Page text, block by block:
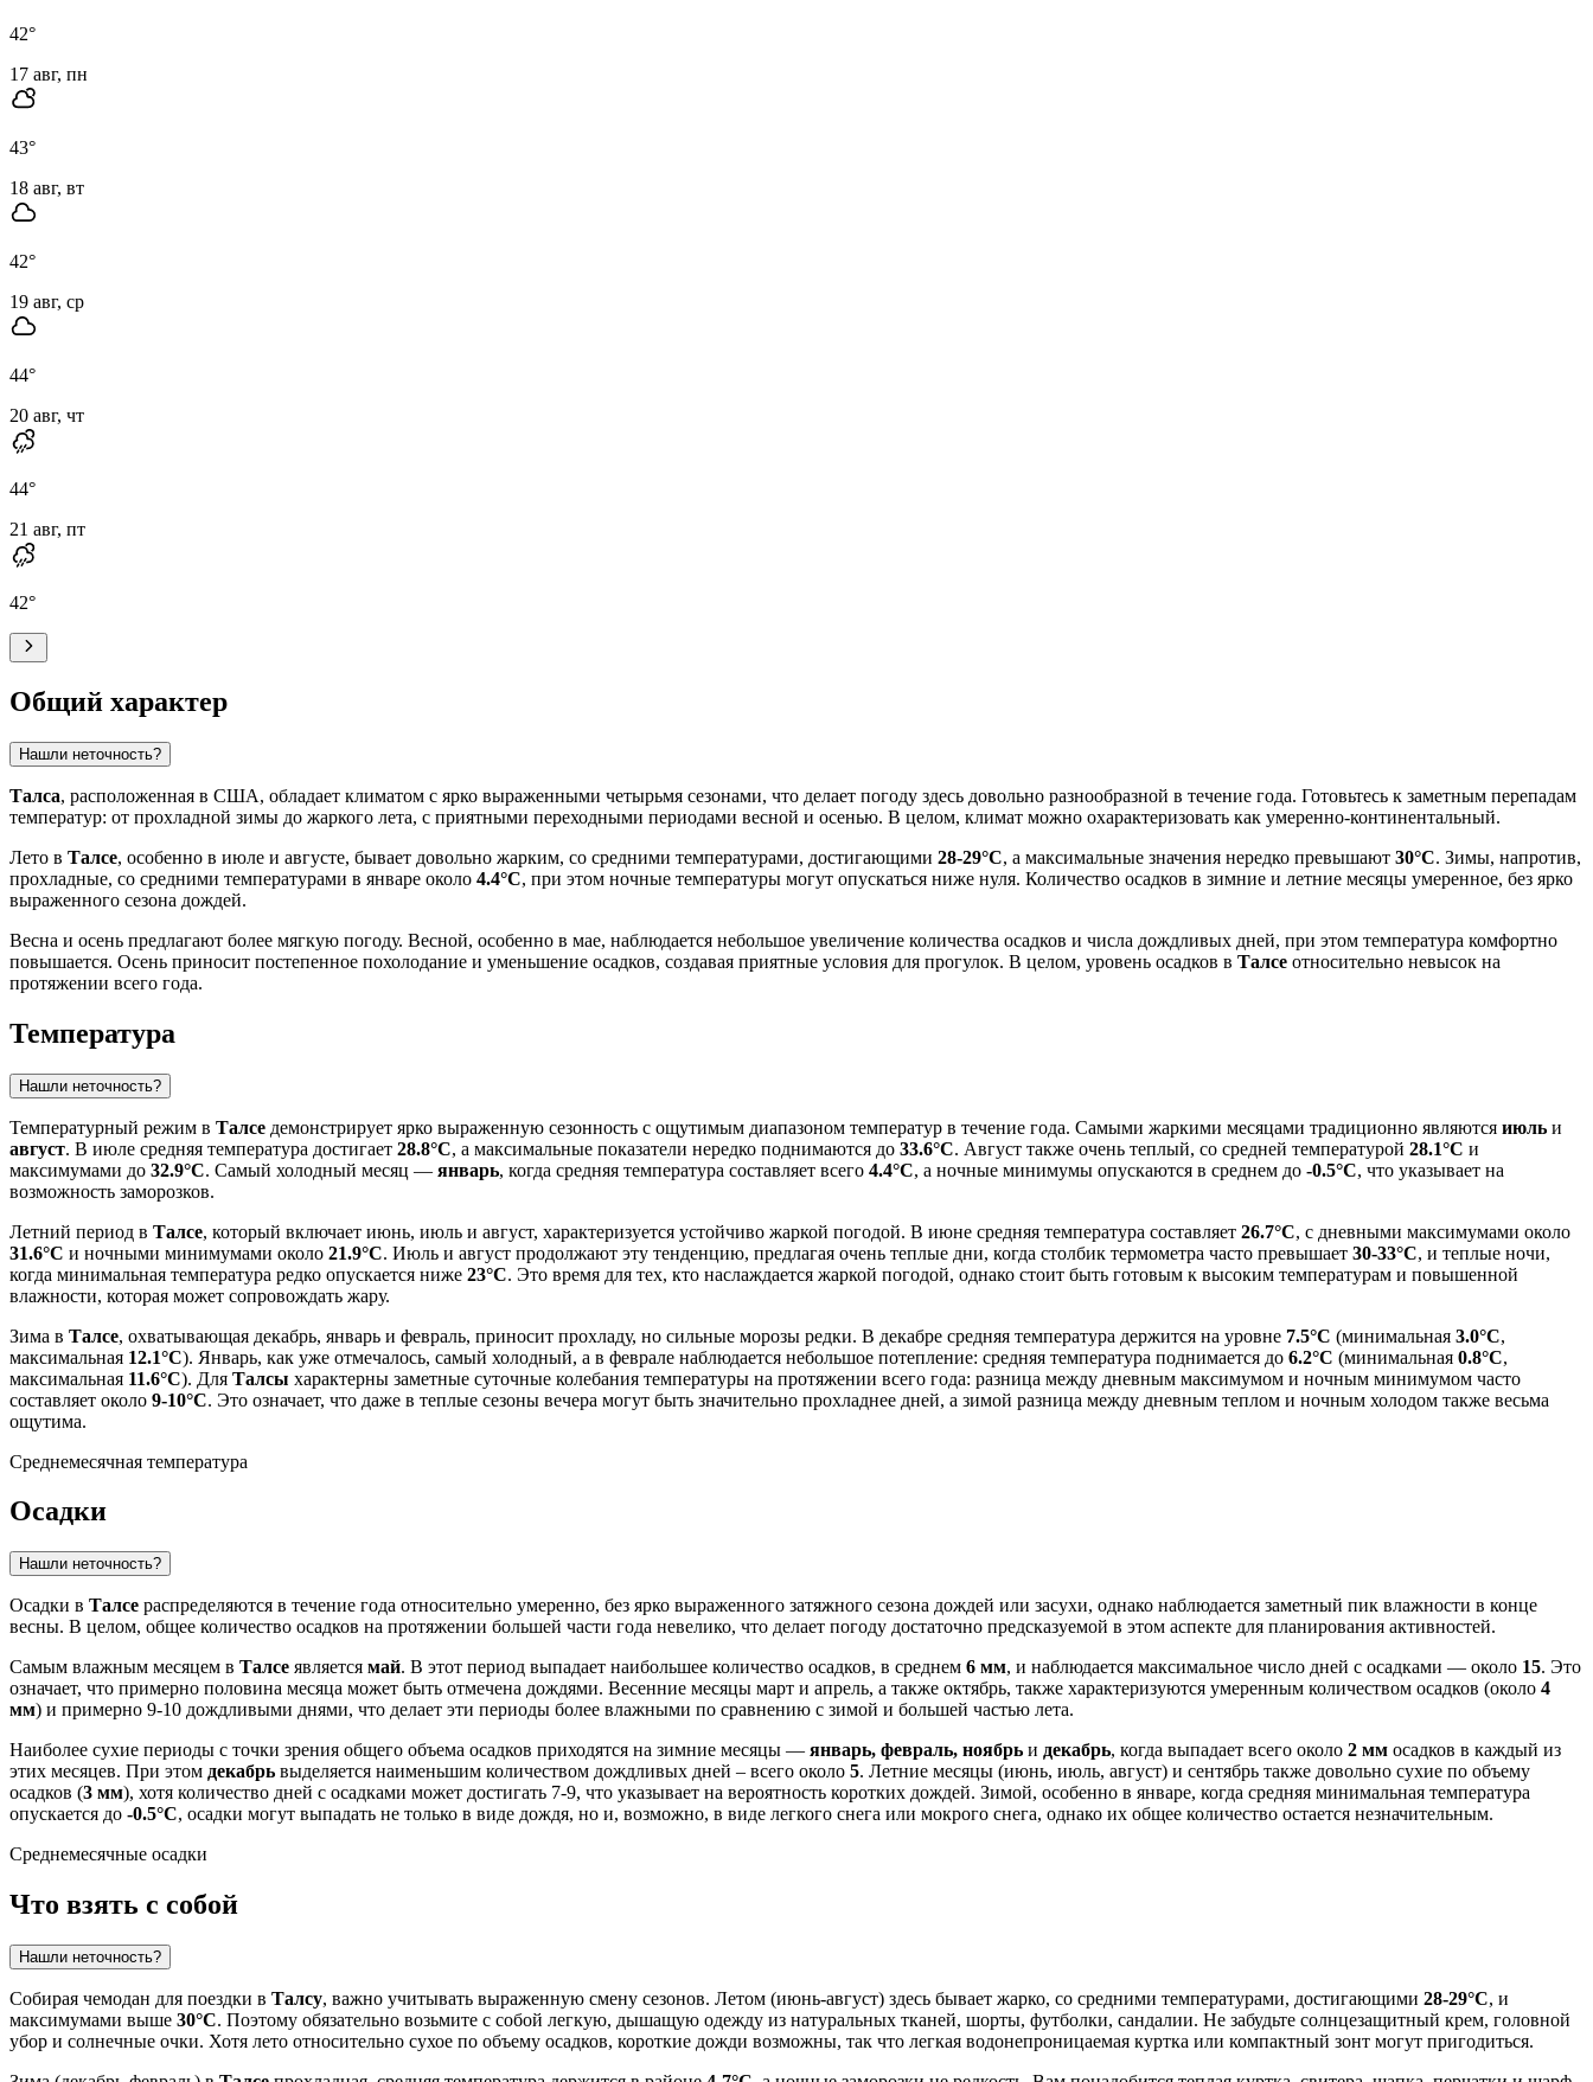
42°
17 авг, пн
43°
18 авг, вт
42°
19 авг, ср
44°
20 авг, чт
44°
21 авг, пт
42°
Общий характер
Нашли неточность?
Талса, расположенная в США, обладает климатом с ярко выраженными четырьмя сезонами, что делает погоду здесь довольно разнообразной в течение года. Готовьтесь к заметным перепадам
температур: от прохладной зимы до жаркого лета, с приятными переходными периодами весной и осенью. В целом, климат можно охарактеризовать как умеренно-континентальный.
Лето в Талсе, особенно в июле и августе, бывает довольно жарким, со средними температурами, достигающими 28-29°C, а максимальные значения нередко превышают 30°C. Зимы, напротив,
прохладные, со средними температурами в январе около 4.4°C, при этом ночные температуры могут опускаться ниже нуля. Количество осадков в зимние и летние месяцы умеренное, без ярко
выраженного сезона дождей.
Весна и осень предлагают более мягкую погоду. Весной, особенно в мае, наблюдается небольшое увеличение количества осадков и числа дождливых дней, при этом температура комфортно
повышается. Осень приносит постепенное похолодание и уменьшение осадков, создавая приятные условия для прогулок. В целом, уровень осадков в Талсе относительно невысок на
протяжении всего года.
Температура
Нашли неточность?
Температурный режим в Талсе демонстрирует ярко выраженную сезонность с ощутимым диапазоном температур в течение года. Самыми жаркими месяцами традиционно являются июль и
август. В июле средняя температура достигает 28.8°C, а максимальные показатели нередко поднимаются до 33.6°C. Август также очень теплый, со средней температурой 28.1°C и
максимумами до 32.9°C. Самый холодный месяц — январь, когда средняя температура составляет всего 4.4°C, а ночные минимумы опускаются в среднем до -0.5°C, что указывает на
возможность заморозков.
Летний период в Талсе, который включает июнь, июль и август, характеризуется устойчиво жаркой погодой. В июне средняя температура составляет 26.7°C, с дневными максимумами около
31.6°C и ночными минимумами около 21.9°C. Июль и август продолжают эту тенденцию, предлагая очень теплые дни, когда столбик термометра часто превышает 30-33°C, и теплые ночи,
когда минимальная температура редко опускается ниже 23°C. Это время для тех, кто наслаждается жаркой погодой, однако стоит быть готовым к высоким температурам и повышенной
влажности, которая может сопровождать жару.
Зима в Талсе, охватывающая декабрь, январь и февраль, приносит прохладу, но сильные морозы редки. В декабре средняя температура держится на уровне 7.5°C (минимальная 3.0°C,
максимальная 12.1°C). Январь, как уже отмечалось, самый холодный, а в феврале наблюдается небольшое потепление: средняя температура поднимается до 6.2°C (минимальная 0.8°C,
максимальная 11.6°C). Для Талсы характерны заметные суточные колебания температуры на протяжении всего года: разница между дневным максимумом и ночным минимумом часто
составляет около 9-10°C. Это означает, что даже в теплые сезоны вечера могут быть значительно прохладнее дней, а зимой разница между дневным теплом и ночным холодом также весьма
ощутима.
Среднемесячная температура
Осадки
Нашли неточность?
Осадки в Талсе распределяются в течение года относительно умеренно, без ярко выраженного затяжного сезона дождей или засухи, однако наблюдается заметный пик влажности в конце
весны. В целом, общее количество осадков на протяжении большей части года невелико, что делает погоду достаточно предсказуемой в этом аспекте для планирования активностей.
Самым влажным месяцем в Талсе является май. В этот период выпадает наибольшее количество осадков, в среднем 6 мм, и наблюдается максимальное число дней с осадками — около 15. Это
означает, что примерно половина месяца может быть отмечена дождями. Весенние месяцы март и апрель, а также октябрь, также характеризуются умеренным количеством осадков (около 4
мм) и примерно 9-10 дождливыми днями, что делает эти периоды более влажными по сравнению с зимой и большей частью лета.
Наиболее сухие периоды с точки зрения общего объема осадков приходятся на зимние месяцы — январь, февраль, ноябрь и декабрь, когда выпадает всего около 2 мм осадков в каждый из
этих месяцев. При этом декабрь выделяется наименьшим количеством дождливых дней – всего около 5. Летние месяцы (июнь, июль, август) и сентябрь также довольно сухие по объему
осадков (3 мм), хотя количество дней с осадками может достигать 7-9, что указывает на вероятность коротких дождей. Зимой, особенно в январе, когда средняя минимальная температура
опускается до -0.5°C, осадки могут выпадать не только в виде дождя, но и, возможно, в виде легкого снега или мокрого снега, однако их общее количество остается незначительным.
Среднемесячные осадки
Что взять с собой
Нашли неточность?
Собирая чемодан для поездки в Талсу, важно учитывать выраженную смену сезонов. Летом (июнь-август) здесь бывает жарко, со средними температурами, достигающими 28-29°C, и
максимумами выше 30°C. Поэтому обязательно возьмите с собой легкую, дышащую одежду из натуральных тканей, шорты, футболки, сандалии. Не забудьте солнцезащитный крем, головной
убор и солнечные очки. Хотя лето относительно сухое по объему осадков, короткие дожди возможны, так что легкая водонепроницаемая куртка или компактный зонт могут пригодиться.